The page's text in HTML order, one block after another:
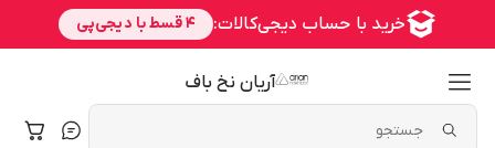
آریان نخ باف